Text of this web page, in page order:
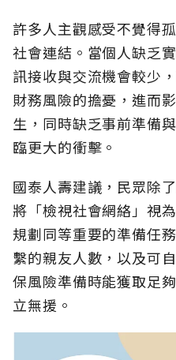
許多人主觀感受不覺得
社會連結。當個人缺乏
訊接收與交流機會較少
財務風險的擔憂，進而
生，同時缺乏事前準備
臨更大的衝擊。
國泰人壽建議，民眾除
將「檢視社會網絡」視
規劃同等重要的準備任
繫的親友人數，以及可
保風險準備時能獲取足
立無援。